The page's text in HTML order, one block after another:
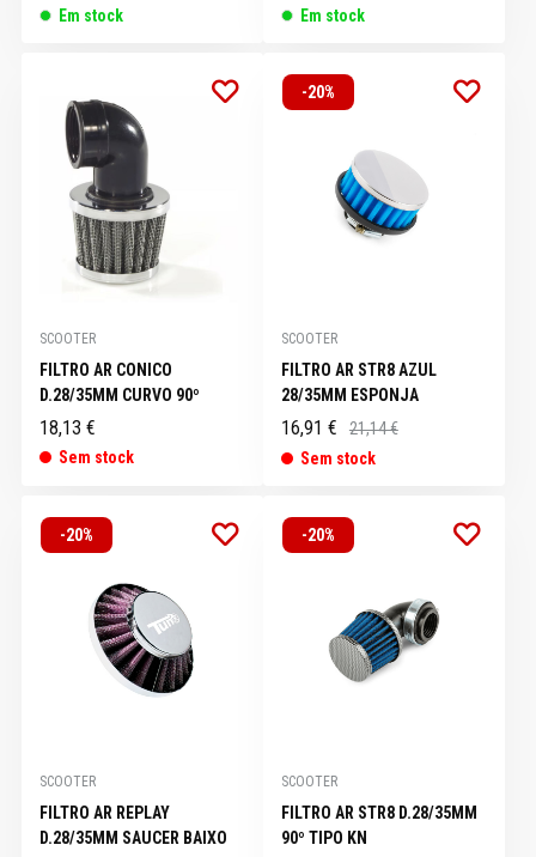
Em stock
Em stock
SCOOTER
FILTRO AR CONICO
D.28/35MM CURVO 90º
18,13 €
Sem stock
-20%
SCOOTER
FILTRO AR STR8 AZUL
28/35MM ESPONJA
16,91 €
21,14 €
Sem stock
-20%
SCOOTER
FILTRO AR REPLAY
D.28/35MM SAUCER BAIXO
-20%
SCOOTER
FILTRO AR STR8 D.28/35MM
90º TIPO KN